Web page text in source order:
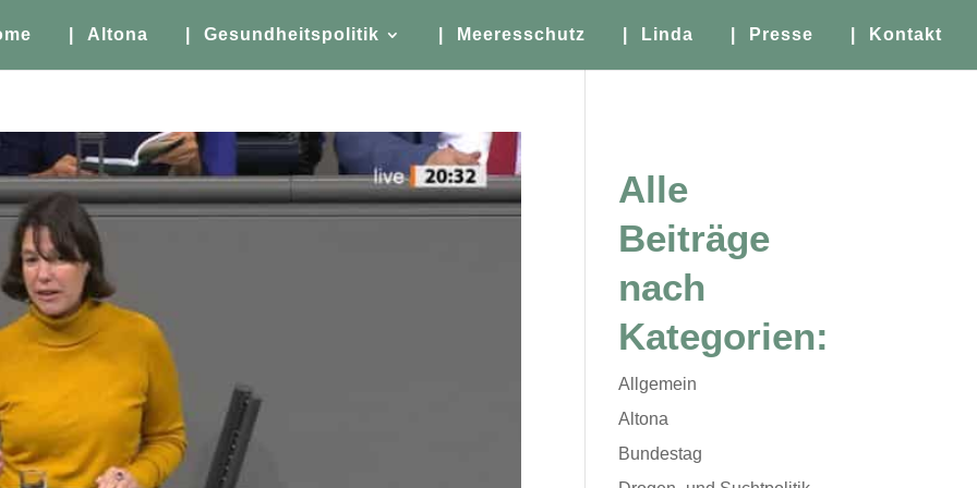
| Altona | Gesundheitspolitik | Meeresschutz | Linda | Presse | Kontakt
Alle
Beiträge
nach
Kategorien:
Allgemein
Altona
Bundestag